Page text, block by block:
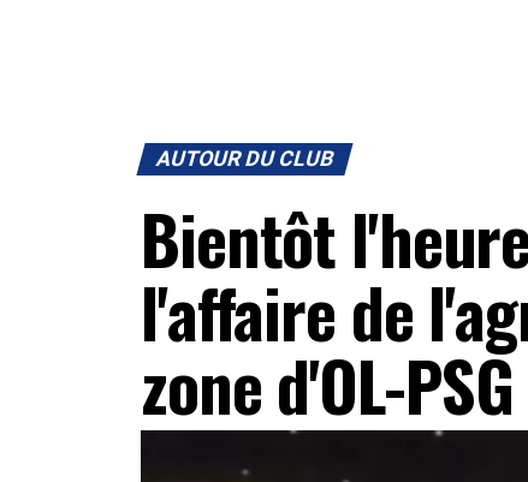
AUTOUR DU CLUB
Bientôt
l'affaire de
zone d'OL-PSG